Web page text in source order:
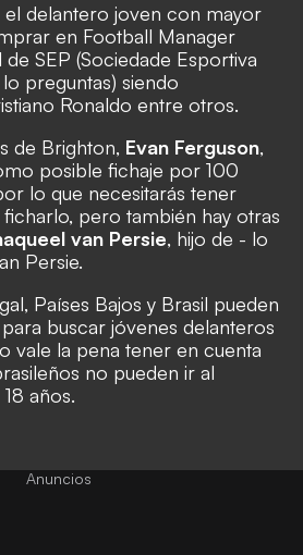
el delantero joven con mayor
en Football Manager
SEP (Sociedade Esportiva
preguntas) siendo
Ronaldo entre otros.
de Brighton, Evan Ferguson,
posible fichaje por 100
lo que necesitarás tener
pero también hay otras
van Persie, hijo de - lo
Persie.
Países Bajos y Brasil pueden
buscar jóvenes delanteros
vale la pena tener en cuenta
no pueden ir al
años.
Anuncios